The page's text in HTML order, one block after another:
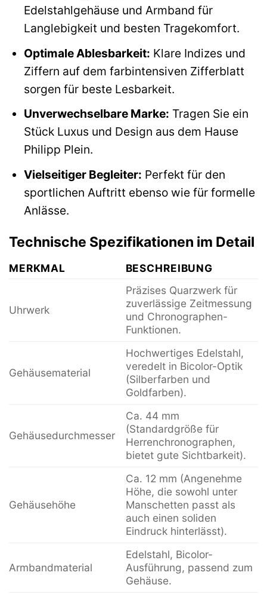
Edelstahlgehäuse und Armband für
Langlebigkeit und besten Tragekomfort.
Optimale Ablesbarkeit: Klare Indizes und
Ziffern auf dem farbintensiven Zifferblatt
sorgen für beste Lesbarkeit.
Unverwechselbare Marke: Tragen Sie ein
Stück Luxus und Design aus dem Hause
Philipp Plein.
Vielseitiger Begleiter: Perfekt für den
sportlichen Auftritt ebenso wie für formelle
Anlässe.
Technische Spezifikationen im Detail
MERKMAL BESCHREIBUNG
Uhrwerk
Präzises Quarzwerk für
zuverlässige Zeitmessung
und Chronographen-
Funktionen.
Gehäusematerial
Hochwertiges Edelstahl,
veredelt in Bicolor-Optik
(Silberfarben und
Goldfarben).
Gehäusedurchmesser
Ca. 44 mm
(Standardgröße für
Herrenchronographen,
bietet gute Sichtbarkeit).
Gehäusehöhe
Ca. 12 mm (Angenehme
Höhe, die sowohl unter
Manschetten passt als
auch einen soliden
Eindruck hinterlässt).
Armbandmaterial
Edelstahl, Bicolor-
Ausführung, passend zum
Gehäuse.